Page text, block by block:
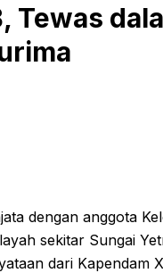
Tewas
dengan anggota
sekitar Sungai
dari Kapendam